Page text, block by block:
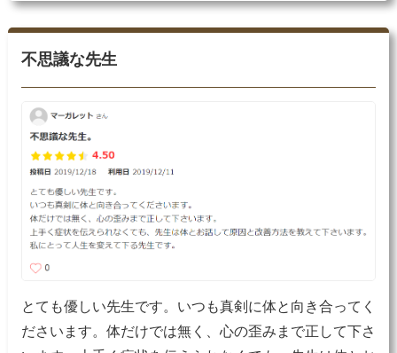
不思議な先生
とても優しい先生です。いつも真剣に体と向き合ってく
ださいます。体だけでは無く、心の歪みまで正して下さ